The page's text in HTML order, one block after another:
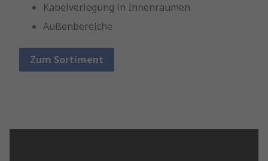
Kabelverlegung in Innenräumen
Außenbereiche
Zum Sortiment